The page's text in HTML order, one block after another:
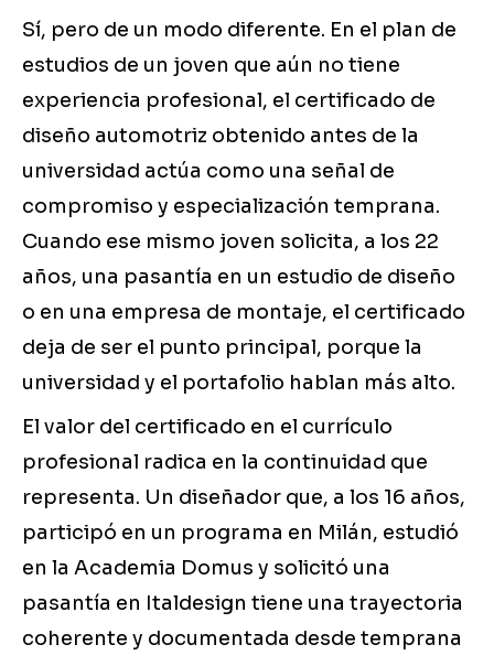
Sí, pero de un modo diferente. En el plan de
estudios de un joven que aún no tiene
experiencia profesional, el certificado de
diseño automotriz obtenido antes de la
universidad actúa como una señal de
compromiso y especialización temprana.
Cuando ese mismo joven solicita, a los 22
años, una pasantía en un estudio de diseño
o en una empresa de montaje, el certificado
deja de ser el punto principal, porque la
universidad y el portafolio hablan más alto.
El valor del certificado en el currículo
profesional radica en la continuidad que
representa. Un diseñador que, a los 16 años,
participó en un programa en Milán, estudió
en la Academia Domus y solicitó una
pasantía en Italdesign tiene una trayectoria
coherente y documentada desde temprana